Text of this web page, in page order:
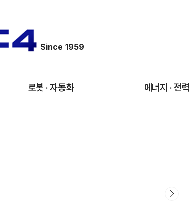
Since 1959
로봇 · 자동화 에너지 · 전력